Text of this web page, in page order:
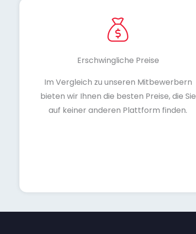
Erschwingliche Preise
Im Vergleich zu unseren Mitbewerbern
bieten wir Ihnen die besten Preise, die Sie
auf keiner anderen Plattform finden.